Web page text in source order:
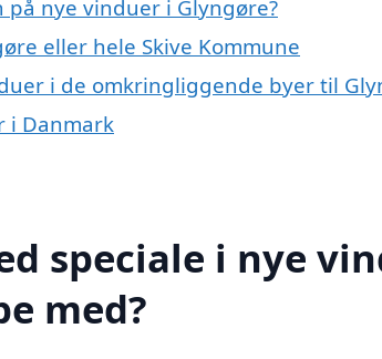
nye vinduer i Glyngøre?
eller hele Skive Kommune
i de omkringliggende byer til
i Danmark
speciale i nye
med?